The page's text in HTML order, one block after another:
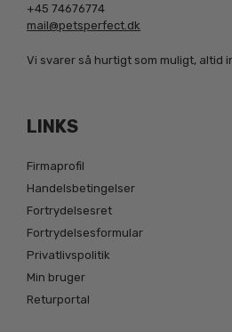
+45 74676774
mail@petsperfect.dk
Vi svarer så hurtigt som muligt, altid
LINKS
Firmaprofil
Handelsbetingelser
Fortrydelsesret
Fortrydelsesformular
Privatlivspolitik
Min bruger
Returportal